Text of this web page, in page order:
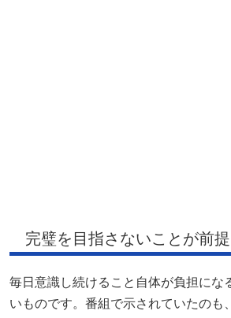
完璧を目指さないことが前提
毎日意識し続けること自体が負担にな
いものです。番組で示されていたのも